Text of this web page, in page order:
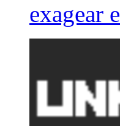
exagear